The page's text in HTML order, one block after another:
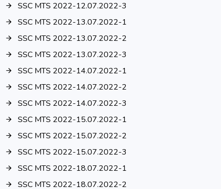
SSC MTS 2022-12.07.2022-3
SSC MTS 2022-13.07.2022-1
SSC MTS 2022-13.07.2022-2
SSC MTS 2022-13.07.2022-3
SSC MTS 2022-14.07.2022-1
SSC MTS 2022-14.07.2022-2
SSC MTS 2022-14.07.2022-3
SSC MTS 2022-15.07.2022-1
SSC MTS 2022-15.07.2022-2
SSC MTS 2022-15.07.2022-3
SSC MTS 2022-18.07.2022-1
SSC MTS 2022-18.07.2022-2